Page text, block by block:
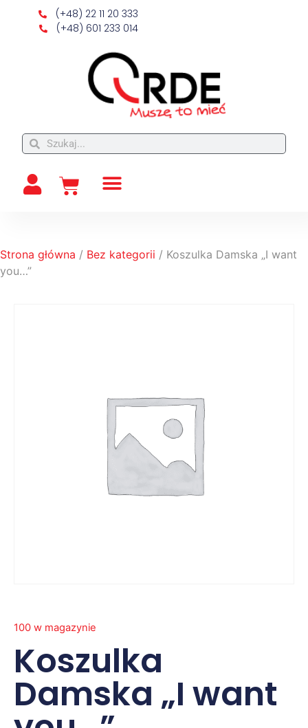
(+48) 22 11 20 333
(+48) 601 233 014
Strona główna / Bez kategorii / Koszulka Damska „I want
you…”
100 w magazynie
Koszulka
Damska „I want